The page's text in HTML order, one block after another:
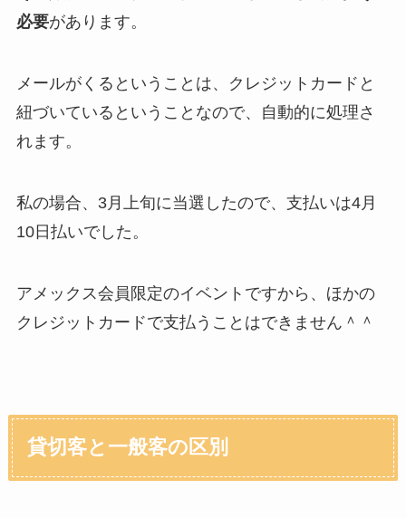
必要があります。
メールがくるということは、クレジットカードと
紐づいているということなので、自動的に処理さ
れます。
私の場合、3月上旬に当選したので、支払いは4月
10日払いでした。
アメックス会員限定のイベントですから、ほかの
クレジットカードで支払うことはできません＾＾
貸切客と一般客の区別